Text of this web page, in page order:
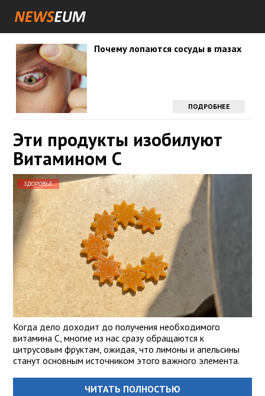
Почему лопаются сосуды в глазах
ПОДРОБНЕЕ
Эти продукты изобилуют
Витамином С
ЗДОРОВЬЕ
Когда дело доходит до получения необходимого
витамина С, многие из нас сразу обращаются к
цитрусовым фруктам, ожидая, что лимоны и апельсины
станут основным источником этого важного элемента.
ЧИТАТЬ ПОЛНОСТЬЮ